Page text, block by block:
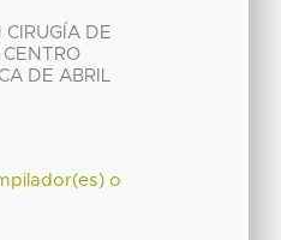
DE
CENTRO
DE ABRIL
o